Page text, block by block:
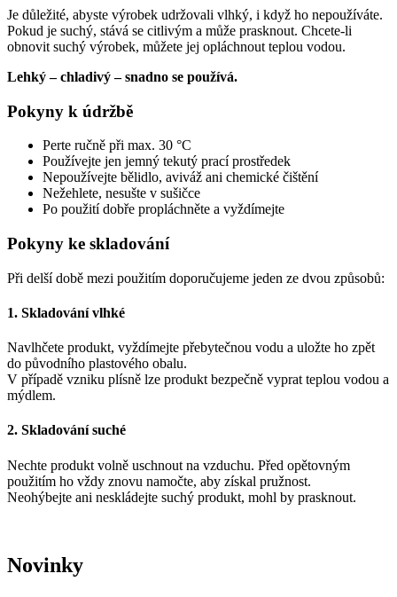
Je důležité, abyste výrobek udržovali vlhký, i když ho nepoužíváte.
Pokud je suchý, stává se citlivým a může prasknout. Chcete-li
obnovit suchý výrobek, můžete jej opláchnout teplou vodou.
Lehký – chladivý – snadno se používá.
Pokyny k údržbě
Perte ručně při max. 30 °C
Používejte jen jemný tekutý prací prostředek
Nepoužívejte bělidlo, aviváž ani chemické čištění
Nežehlete, nesušte v sušičce
Po použití dobře propláchněte a vyždímejte
Pokyny ke skladování
Při delší době mezi použitím doporučujeme jeden ze dvou způsobů:
1. Skladování vlhké
Navlhčete produkt, vyždímejte přebytečnou vodu a uložte ho zpět
do původního plastového obalu.
V případě vzniku plísně lze produkt bezpečně vyprat teplou vodou a
mýdlem.
2. Skladování suché
Nechte produkt volně uschnout na vzduchu. Před opětovným
použitím ho vždy znovu namočte, aby získal pružnost.
Neohýbejte ani neskládejte suchý produkt, mohl by prasknout.
Novinky